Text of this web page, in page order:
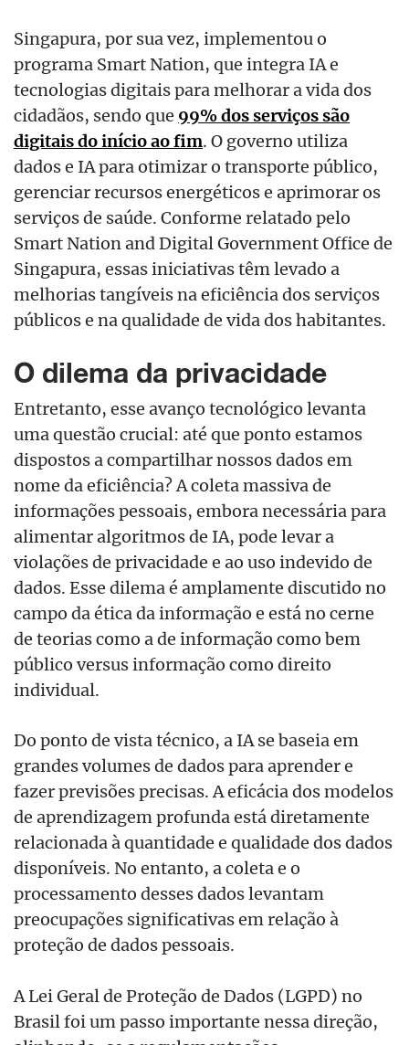
Singapura, por sua vez, implementou o
programa Smart Nation, que integra IA e
tecnologias digitais para melhorar a vida dos
cidadãos, sendo que 99% dos serviços são
digitais do início ao fim. O governo utiliza
dados e IA para otimizar o transporte público,
gerenciar recursos energéticos e aprimorar os
serviços de saúde. Conforme relatado pelo
Smart Nation and Digital Government Office de
Singapura, essas iniciativas têm levado a
melhorias tangíveis na eficiência dos serviços
públicos e na qualidade de vida dos habitantes.
O dilema da privacidade
Entretanto, esse avanço tecnológico levanta
uma questão crucial: até que ponto estamos
dispostos a compartilhar nossos dados em
nome da eficiência? A coleta massiva de
informações pessoais, embora necessária para
alimentar algoritmos de IA, pode levar a
violações de privacidade e ao uso indevido de
dados. Esse dilema é amplamente discutido no
campo da ética da informação e está no cerne
de teorias como a de informação como bem
público versus informação como direito
individual.
Do ponto de vista técnico, a IA se baseia em
grandes volumes de dados para aprender e
fazer previsões precisas. A eficácia dos modelos
de aprendizagem profunda está diretamente
relacionada à quantidade e qualidade dos dados
disponíveis. No entanto, a coleta e o
processamento desses dados levantam
preocupações significativas em relação à
proteção de dados pessoais.
A Lei Geral de Proteção de Dados (LGPD) no
Brasil foi um passo importante nessa direção,